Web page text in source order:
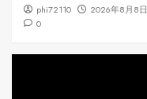
phi72110
2026年8月8日
0